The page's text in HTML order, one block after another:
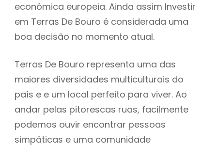
económica europeia. Ainda assim Investir
em Terras De Bouro é considerada uma
boa decisão no momento atual.
Terras De Bouro representa uma das
maiores diversidades multiculturais do
país e e um local perfeito para viver. Ao
andar pelas pitorescas ruas, facilmente
podemos ouvir encontrar pessoas
simpáticas e uma comunidade